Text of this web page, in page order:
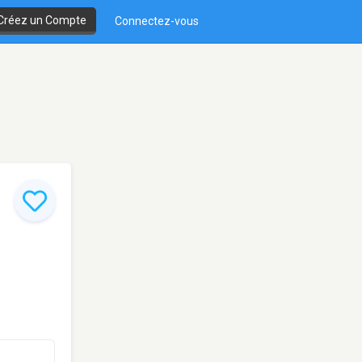
un Compte Connectez-vous